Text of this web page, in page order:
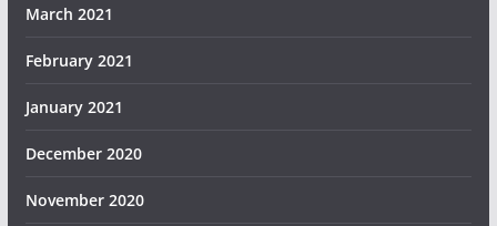
March 2021
February 2021
January 2021
December 2020
November 2020